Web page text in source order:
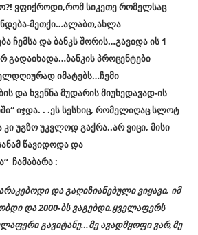
ვფიქროდი,რომ სიკეთე რომელსაც
მეთქი…ალაბთ,ახლა
ჩემსა და ბანკს შორის…გავიდა ის 1
გადაიხადა…ბანკის პროცენტები
იმატებს…ჩემი
და ხვეწნა მუდარის მიუხედავად-ის
იჯდა. . .ეს სესხიც, რომელიღაც სლოტ
უგზო უკვლოდ გაქრა..არ ვიცი, მისი
წავიდოდა და
ჩამაბარა :
და გაღიზიანებული ვიყავი, იმ
და 2000-ბს ვაგებდი.ყველაფერს
გავიტანე…მე ავადმყოფი ვარ,მე